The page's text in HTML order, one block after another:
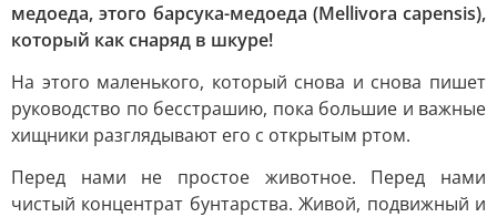
медоеда, этого барсука-медоеда (Mellivora capensis),
который как снаряд в шкуре!
На этого маленького, который снова и снова пишет
руководство по бесстрашию, пока большие и важные
хищники разглядывают его с открытым ртом.
Перед нами не простое животное. Перед нами
чистый концентрат бунтарства. Живой, подвижный и